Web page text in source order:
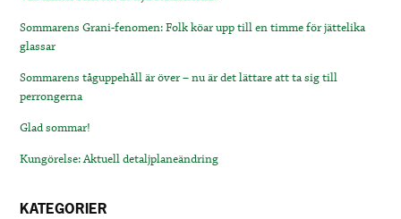
Sommarens Grani-fenomen: Folk köar upp till en timme för jättelika
glassar
Sommarens tåguppehåll är över – nu är det lättare att ta sig till
perrongerna
Glad sommar!
Kungörelse: Aktuell detaljplaneändring
KATEGORIER